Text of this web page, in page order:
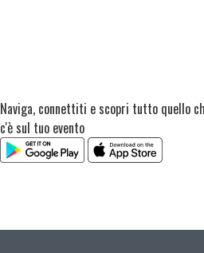
Naviga, connettiti e scopri tutto quello
c'è sul tuo evento